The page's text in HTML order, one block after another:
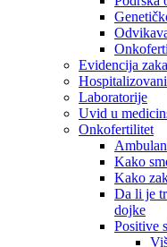
Evidencija
Laboratorije
Uvid u
Onkofertilitet
Kako
Kako
Da li je
dojke
Positive